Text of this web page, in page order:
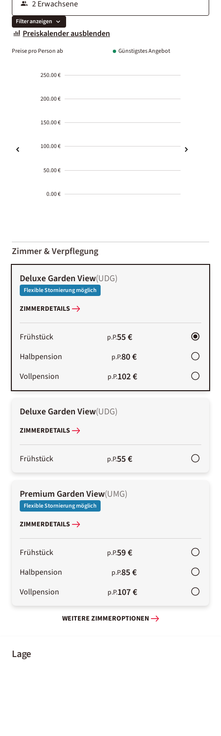
Filter anzeigen
Preiskalender ausblenden
Preise pro Person ab Günstigstes Angebot
250.00 €
200.00 €
150.00 €
100.00 €
50.00 €
0.00 €
01-02
Zimmer & Verpflegung
Deluxe Garden View(UDG)
Flexible Stornierung möglich
ZIMMERDETAILS
Frühstück p.P.55 €
Halbpension p.P.80 €
Vollpension p.P.102 €
Deluxe Garden View(UDG)
ZIMMERDETAILS
Frühstück p.P.55 €
Premium Garden View(UMG)
Flexible Stornierung möglich
ZIMMERDETAILS
Frühstück p.P.59 €
Halbpension p.P.85 €
Vollpension p.P.107 €
WEITERE ZIMMEROPTIONEN
Lage